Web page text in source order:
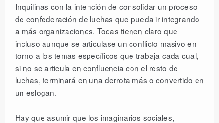
Inquilinas con la intención de consolidar un proceso
de confederación de luchas que pueda ir integrando
a más organizaciones. Todas tienen claro que
incluso aunque se articulase un conflicto masivo en
torno a los temas específicos que trabaja cada cual,
si no se articula en confluencia con el resto de
luchas, terminará en una derrota más o convertido en
un eslogan.
Hay que asumir que los imaginarios sociales,